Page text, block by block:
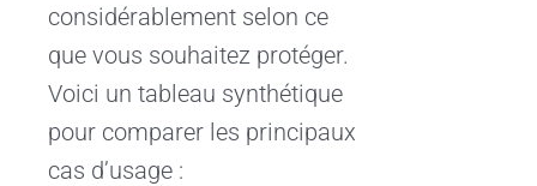
considérablement selon ce
que vous souhaitez protéger.
Voici un tableau synthétique
pour comparer les principaux
cas d’usage :